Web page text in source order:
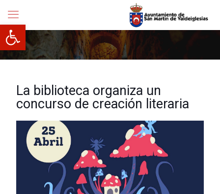
Abrir barra de herramientas
La biblioteca organiza un
concurso de creación literaria